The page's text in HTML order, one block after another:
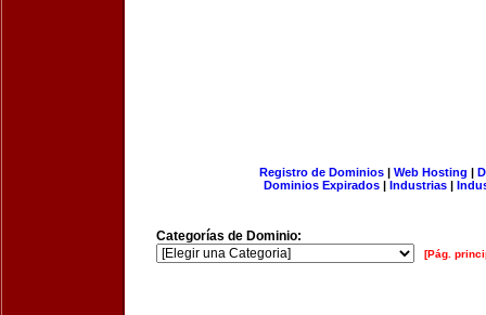
Registro de Dominios| Web Hosting |
Dominios Expirados | Industrias |
Categorías de Dominio:
[Pág.